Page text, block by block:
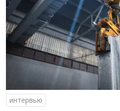
интервью